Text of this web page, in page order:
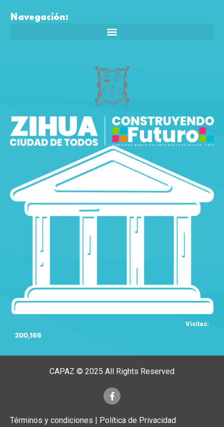
Navegación:
Visitas:
200,166
CAPAZ © 2025 All Rights Reserved
Términos y condiciones | Política de Privacidad